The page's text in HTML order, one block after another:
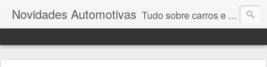
Novidades Automotivas Tudo sobre carros e motores